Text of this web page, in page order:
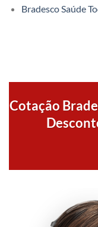
Bradesco Saúde
Cotação